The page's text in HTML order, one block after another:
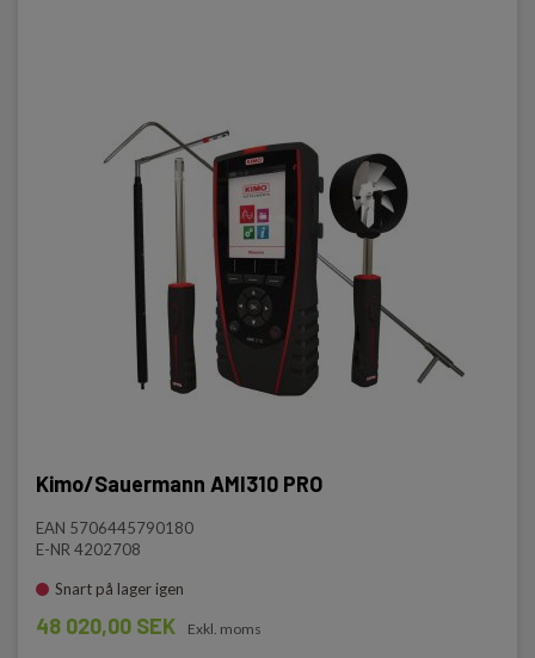
Kimo/Sauermann AMI310 PRO
EAN 5706445790180
E-NR 4202708
Snart på lager igen
48 020,00 SEK Exkl. moms